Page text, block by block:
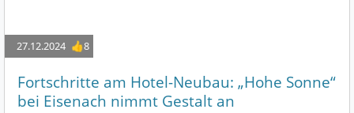
27.12.2024 👍8
Fortschritte am Hotel-Neubau: „Hohe Sonne“
bei Eisenach nimmt Gestalt an